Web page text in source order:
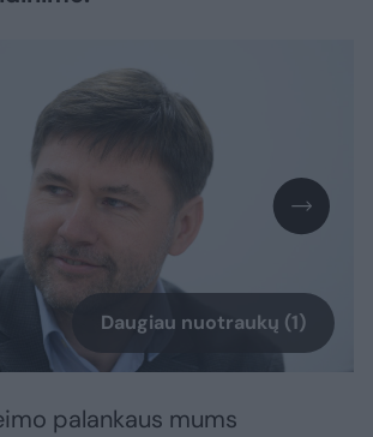
Daugiau nuotraukų (1)
palankaus mums